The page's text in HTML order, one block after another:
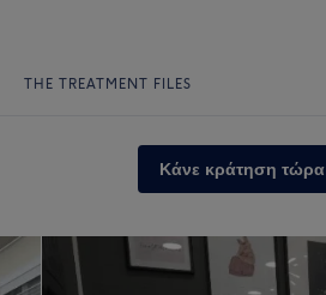
THE TREATMENT FILES
Κάνε κράτηση τώρα